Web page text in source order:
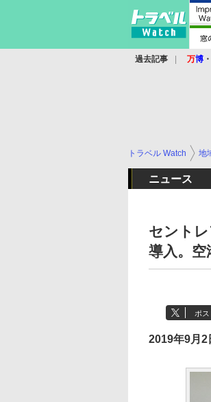
過去記事 万博 ・
トラベル Watch 地
ニュース
セント
導入。空
ポス
2019年9月2